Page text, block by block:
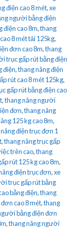
điện cao 8 mét,xe
người bằng điện
điện cao 8m,thang
8 mét tải 125kg,
đơn cao 8m,thang
trục gấp rút bằng điện
điện,thang nâng điện
rút cao 8 mét 125kg,
gấp rút bằng điện cao
,thang nâng người
đơn,thang nâng
125 kg cao 8m,
điện trục đơn 1
,thang nâng trục gấp
trên cao,thang
rút 125 kg cao 8m,
điện trục đơn,xe
trục gấp rút bằng
bằng điện,thang
cao 8 mét,thang
bằng điện đơn
,thang nâng người